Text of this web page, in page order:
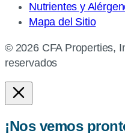
Nutrientes y
Mapa del Sitio
© 2026 CFA Properties,
reservados
¡Nos vemos